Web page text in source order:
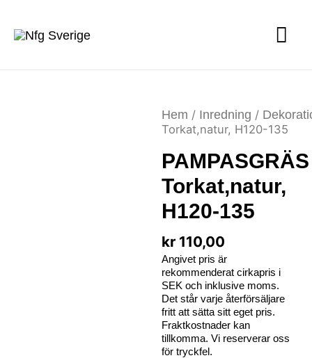
Hem / Inredning /
Torkat,natur, H120-135
PAMPASGRÄS
Torkat,natur,
H120-135
kr 110,00
Angivet pris är
rekommenderat cirkapris i
SEK och inklusive moms.
Det står varje återförsäljare
fritt att sätta sitt eget pris.
Fraktkostnader kan
tillkomma. Vi reserverar oss
för tryckfel.